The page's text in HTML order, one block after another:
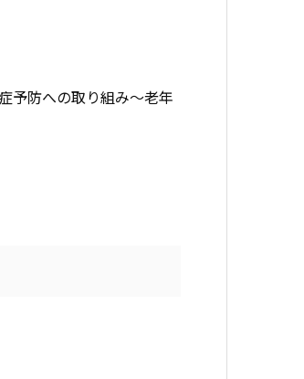
予防への取り組み〜老年